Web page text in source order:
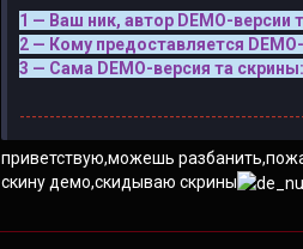
1 — Ваш ник, автор DEMO-версии
2 — Кому предоставляется
3 — Сама DEMO-версия та скрины:
приветствую,можешь
скину демо,скидываю скрины